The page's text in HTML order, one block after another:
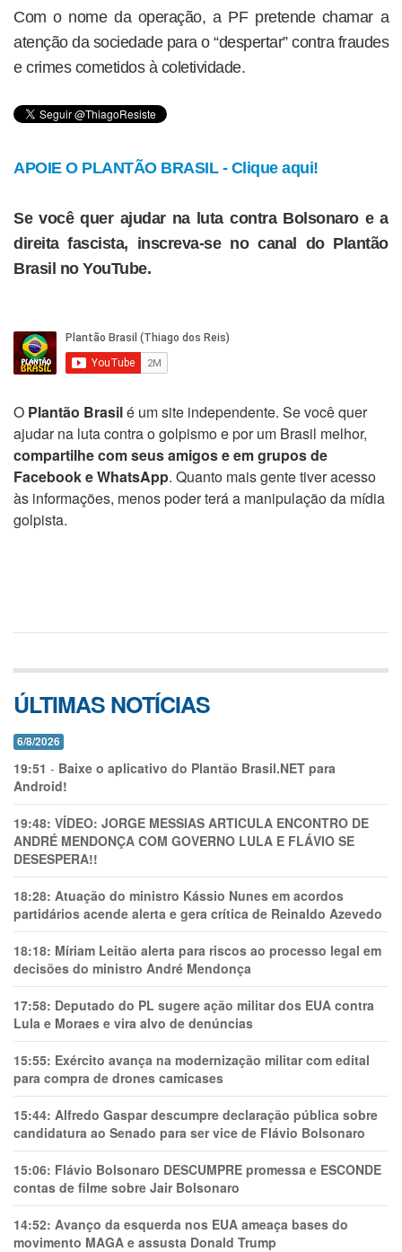
Com o nome da operação, a PF pretende chamar a
atenção da sociedade para o “despertar” contra fraudes
e crimes cometidos à coletividade.
APOIE O PLANTÃO BRASIL - Clique aqui!
Se você quer ajudar na luta contra Bolsonaro e a
direita fascista, inscreva-se no canal do Plantão
Brasil no YouTube.
O Plantão Brasilé um site independente. Se você quer
ajudar na luta contra o golpismo e por um Brasil melhor,
compartilhe com seus amigos e em grupos de
Facebook e WhatsApp. Quanto mais gente tiver acesso
às informações, menos poder terá a manipulação da mídia
golpista.
ÚLTIMAS NOTÍCIAS
6/8/2026
19:51 - Baixe o aplicativo do Plantão Brasil.NET para
Android!
19:48: VÍDEO: JORGE MESSIAS ARTICULA ENCONTRO DE
ANDRÉ MENDONÇA COM GOVERNO LULA E FLÁVIO SE
DESESPERA!!
18:28: Atuação do ministro Kássio Nunes em acordos
partidários acende alerta e gera crítica de Reinaldo Azevedo
18:18: Míriam Leitão alerta para riscos ao processo legal em
decisões do ministro André Mendonça
17:58: Deputado do PL sugere ação militar dos EUA contra
Lula e Moraes e vira alvo de denúncias
15:55: Exército avança na modernização militar com edital
para compra de drones camicases
15:44: Alfredo Gaspar descumpre declaração pública sobre
candidatura ao Senado para ser vice de Flávio Bolsonaro
15:06: Flávio Bolsonaro DESCUMPRE promessa e ESCONDE
contas de filme sobre Jair Bolsonaro
14:52: Avanço da esquerda nos EUA ameaça bases do
movimento MAGA e assusta Donald Trump